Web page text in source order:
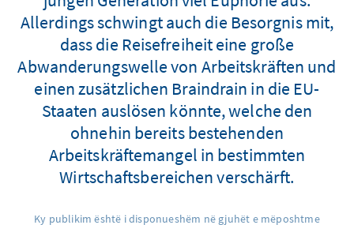
Allerdings schwingt auch die Besorgnis mit,
dass die Reisefreiheit eine große
Abwanderungswelle von Arbeitskräften und
einen zusätzlichen Braindrain in die EU-
Staaten auslösen könnte, welche den
ohnehin bereits bestehenden
Arbeitskräftemangel in bestimmten
Wirtschaftsbereichen verschärft.
Ky publikim është i disponueshëm në gjuhët e mëposhtme